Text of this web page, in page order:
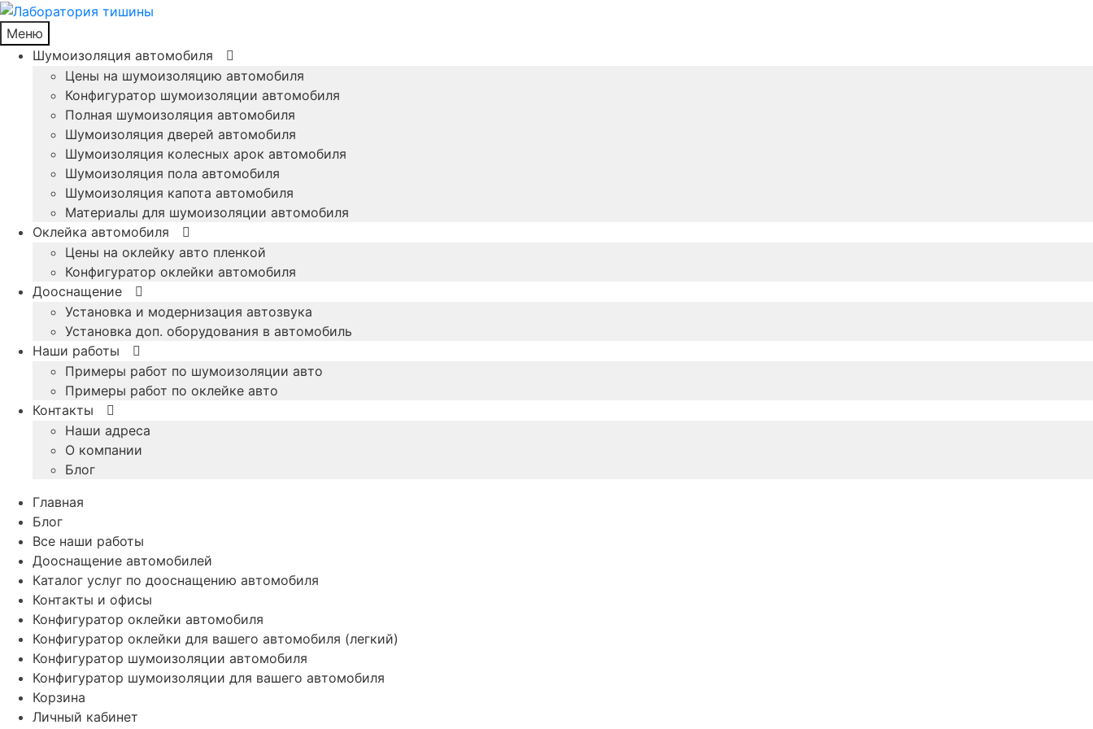
Меню
Шумоизоляция автомобиля
Цены на шумоизоляцию автомобиля
Конфигуратор шумоизоляции автомобиля
Полная шумоизоляция автомобиля
Шумоизоляция дверей автомобиля
Шумоизоляция колесных арок автомобиля
Шумоизоляция пола автомобиля
Шумоизоляция капота автомобиля
Материалы для шумоизоляции автомобиля
Оклейка автомобиля
Цены на оклейку авто пленкой
Конфигуратор оклейки автомобиля
Дооснащение
Установка и модернизация автозвука
Установка доп. оборудования в автомобиль
Наши работы
Примеры работ по шумоизоляции авто
Примеры работ по оклейке авто
Контакты
Наши адреса
О компании
Блог
Главная
Блог
Все наши работы
Дооснащение автомобилей
Каталог услуг по дооснащению автомобиля
Контакты и офисы
Конфигуратор оклейки автомобиля
Конфигуратор оклейки для вашего автомобиля (легкий)
Конфигуратор шумоизоляции автомобиля
Конфигуратор шумоизоляции для вашего автомобиля
Корзина
Личный кабинет